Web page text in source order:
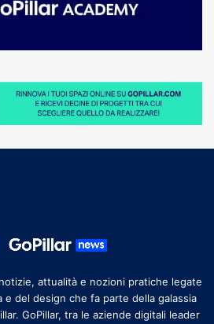
attualità e nozioni pratiche legate
e del design che fa parte della galassia
GoPillar, tra le aziende digitali leader